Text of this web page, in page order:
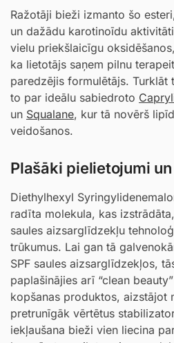
Ražotāji bieži izmanto šo
un dažādu karotinoīdu
vielu priekšlaicīgu
ka lietotājs saņem pilnu
paredzējis formulētājs.
to par ideālu sabiedroto
un Squalane, kur tā novērš
veidošanos.
Plašāki pielietojumi
Diethylhexyl
radīta molekula, kas
saules aizsarglīdzekļu
trūkumus. Lai gan tā
SPF saules aizsarglīdzekļos,
paplašinājies arī “clean
kopšanas produktos, aizstājot
pretrunīgāk vērtētus
iekļaušana bieži vien liecina